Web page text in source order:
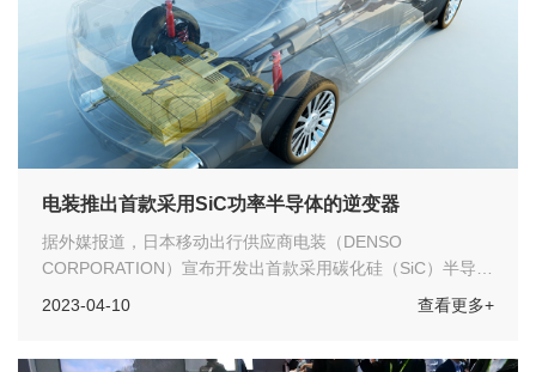
电装推出首款采用SiC功率半导体的逆变器
据外媒报道，日本移动出行供应商电装（DENSO
CORPORATION）宣布开发出首款采用碳化硅（SiC）半导体
的逆变器。该逆变器集成在由BluE Nexus Corporation开发的
2023-04-10 查看更多+